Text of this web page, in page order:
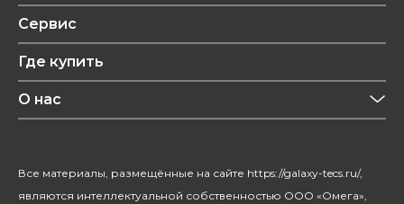
Техника для кухни
Уход за волосами
Красота и здоровье
Уход за домом
Посуда
Обзоры
Рецепты
Сервис
Где купить
О нас
Все материалы, размещённые на сайте https://galaxy-tecs.ru/,
являются интеллектуальной собственностью ООО «Омега»,